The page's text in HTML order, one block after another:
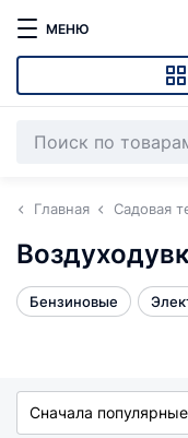
МЕНЮ
Главная Садовая
Бензиновые
Сначала популярные